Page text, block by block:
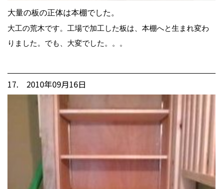
大量の板の正体は本棚でした。
大工の荒木です。工場で加工した板は、本棚へと生まれ変わ
りました。でも、大変でした。。。
17. 2010年09月16日